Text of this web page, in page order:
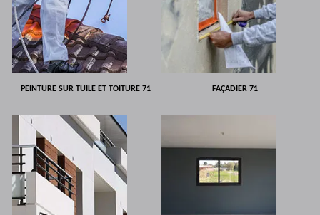
PEINTURE SUR TUILE ET TOITURE 71 FAÇADIER 71